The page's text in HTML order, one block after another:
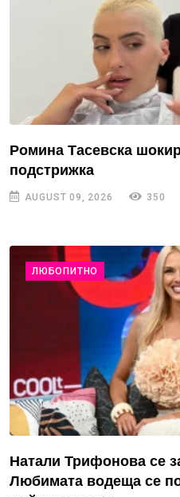
Ромина Тасевска
подстрижка
AUGUST 09, 2026 350
ЛЮБОПИТНО
Натали Трифонова се
Любимата водеща се